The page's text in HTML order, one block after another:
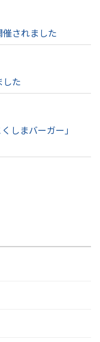
催されました
した
しまバーガー」